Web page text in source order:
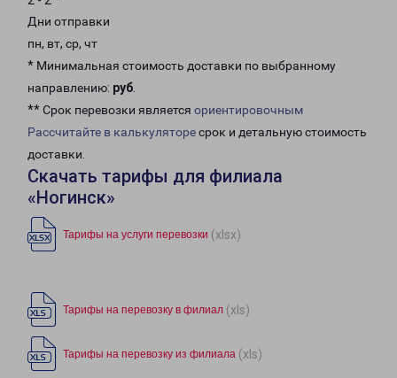
Дни отправки
пн, вт, ср, чт
* Минимальная стоимость доставки по выбранному
направлению: руб.
** Срок перевозки является ориентировочным
Рассчитайте в калькуляторесрок и детальную стоимость
доставки.
Скачать тарифы для филиала
«Ногинск»
Тарифы на услуги перевозки (xlsx)
Тарифы на перевозку в филиал (xls)
Тарифы на перевозку из филиала (xls)